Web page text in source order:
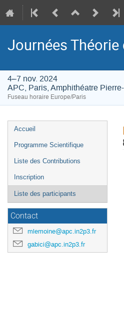
Journées
4–7 nov. 2024
APC, Paris, Amphithéatre
Fuseau horaire Europe/Paris
Menu
de
Accueil
Programme Scientifique
Liste des Contributions
Inscription
Liste des participants
Contact
mlemoine@apc.in2p3.fr
gabici@apc.in2p3.fr